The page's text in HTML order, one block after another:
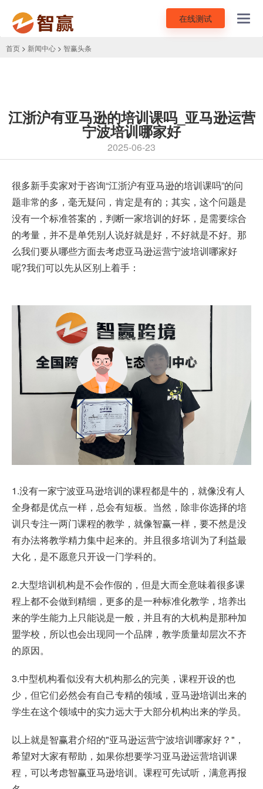
在线测试
首页 > 新闻中心 > 智赢头条
江浙沪有亚马逊的培训课吗_亚马逊运营
宁波培训哪家好
2025-06-23
很多新手卖家对于咨询“江浙沪有亚马逊的培训课吗”的问
题非常的多，毫无疑问，肯定是有的；其实，这个问题是
没有一个标准答案的，判断一家培训的好坏，是需要综合
的考量，并不是单凭别人说好就是好，不好就是不好。那
么我们要从哪些方面去考虑亚马逊运营宁波培训哪家好
呢?我们可以先从区别上着手：
1.没有一家宁波亚马逊培训的课程都是牛的，就像没有人
全身都是优点一样，总会有短板。当然，除非你选择的培
训只专注一两门课程的教学，就像智赢一样，要不然是没
有办法将教学精力集中起来的。并且很多培训为了利益最
大化，是不愿意只开设一门学科的。
2.大型培训机构是不会作假的，但是大而全意味着很多课
程上都不会做到精细，更多的是一种标准化教学，培养出
来的学生能力上只能说是一般，并且有的大机构是那种加
盟学校，所以也会出现同一个品牌，教学质量却层次不齐
的原因。
3.中型机构看似没有大机构那么的完美，课程开设的也
少，但它们必然会有自己专精的领域，亚马逊培训出来的
学生在这个领域中的实力远大于大部分机构出来的学员。
以上就是智赢君介绍的"亚马逊运营宁波培训哪家好？"，
希望对大家有帮助，如果你想要学习亚马逊运营培训课
程，可以考虑智赢亚马逊培训。课程可先试听，满意再报